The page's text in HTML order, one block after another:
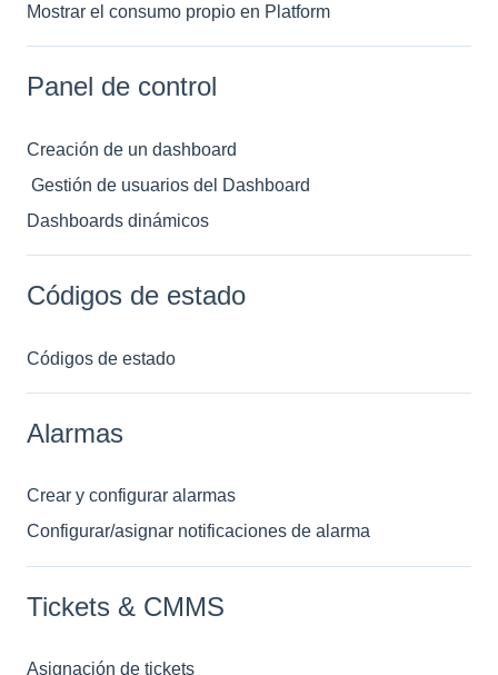
Mostrar el consumo propio en Platform
Panel de control
Creación de un dashboard
Gestión de usuarios del Dashboard
Dashboards dinámicos
Códigos de estado
Códigos de estado
Alarmas
Crear y configurar alarmas
Configurar/asignar notificaciones de alarma
Tickets & CMMS
Asignación de tickets